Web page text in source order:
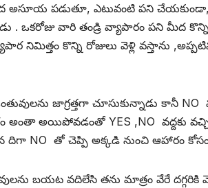
అసూయ పడుతూ, ఎటువంటి పని
ఒకరోజు వారి తండ్రి వ్యాపారం పని మీద కొన్ని
నిమిత్తం కొన్ని రోజులు వెళ్లి వస్తాను
జాగ్రత్తగా చూసుకున్నాడు కానీ
అయిపోవడంతో YES ,NO వద్దకు
దిగా NO తో చెప్పి అక్కడి నుంచి ఆహారం
బయట వదిలేసి తను మాత్రం వేరే దగ్గరికి